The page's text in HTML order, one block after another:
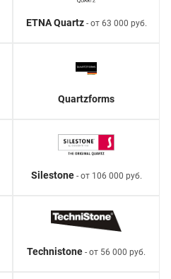
ETNA Quartz- от 63 000 руб.
Quartzforms
Silestone- от 106 000 руб.
Technistone - от 56 000 руб.